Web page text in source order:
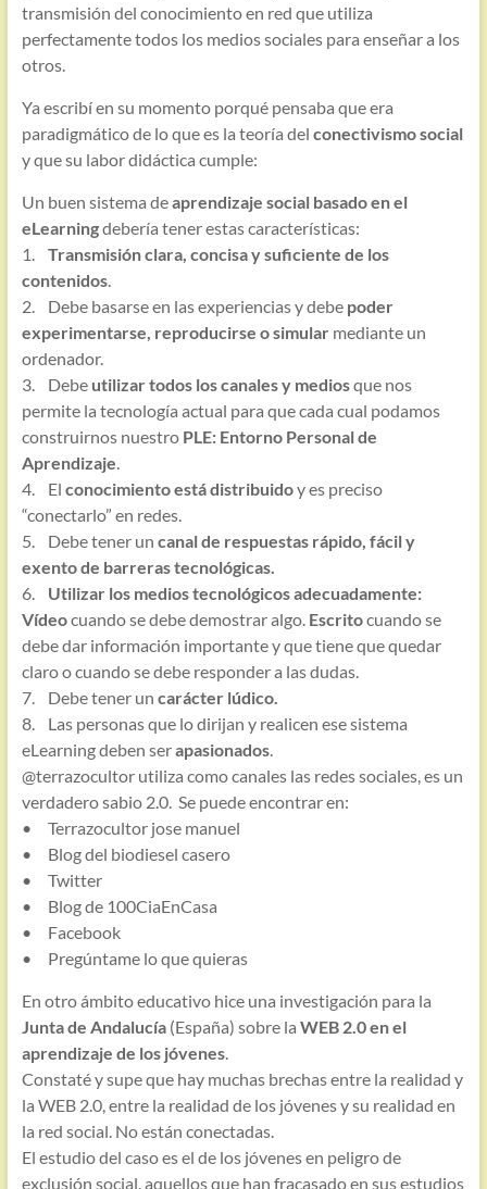
transmisión del conocimiento en red que utiliza
perfectamente todos los medios sociales para enseñar a los
otros.
Ya escribí en su momento porqué pensaba que era
paradigmático de lo que es la teoría del conectivismo social
y que su labor didáctica cumple:
Un buen sistema deaprendizaje social basado en el
eLearningdebería tener estas características:
1.
Transmisión clara, concisa y suficiente de los
contenidos.
2. Debe basarse en las experiencias y debe poder
experimentarse, reproducirse o simularmediante un
ordenador.
3. Debeutilizar todos los canales y mediosque nos
permite la tecnología actual para que cada cual podamos
construirnos nuestroPLE: Entorno Personal de
Aprendizaje.
4. El conocimiento está distribuidoy es preciso
“conectarlo” en redes.
5. Debe tener un canal de respuestas rápido, fácil y
exento de barreras tecnológicas.
6. Utilizar los medios tecnológicos adecuadamente:
Vídeocuando se debe demostrar algo. Escritocuando se
debe dar información importante y que tiene que quedar
claro o cuando se debe responder a las dudas.
7. Debe tener un carácter lúdico.
8. Las personas que lo dirijan y realicen ese sistema
eLearning deben serapasionados.
@terrazocultor utiliza como canales las redes sociales, es un
verdadero sabio 2.0. Se puede encontrar en:
• Terrazocultor jose manuel
• Blog del biodiesel casero
• Twitter
• Blog de 100CiaEnCasa
• Facebook
• Pregúntame lo que quieras
En otro ámbito educativo hice una investigación para la
Junta de Andalucía(España) sobre la WEB 2.0 en el
aprendizaje de los jóvenes.
Constaté y supe que hay muchas brechas entre la realidad y
la WEB 2.0, entre la realidad de los jóvenes y su realidad en
la red social. No están conectadas.
El estudio del caso es el de los jóvenes en peligro de
exclusión social, aquellos que han fracasado en sus estudios